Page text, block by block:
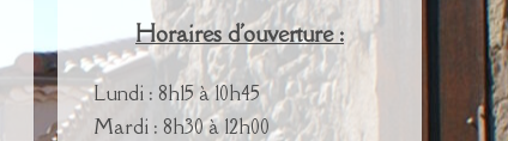
Horaires d'ouverture :
Lundi : 8h15 à 10h45
Mardi : 8h30 à 12h00